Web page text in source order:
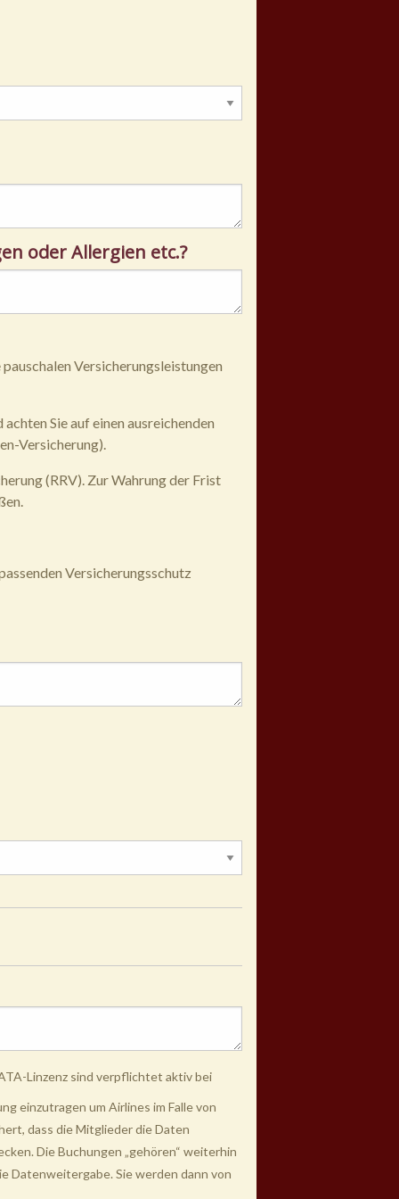
oder Allergien etc.?
Versicherungsleistungen
Sie auf einen ausreichenden
Versicherung).
(RRV). Zur Wahrung der Frist
Versicherungsschutz
Linzenz sind verpflichtet aktiv bei
einzutragen um Airlines im Falle von
dass die Mitglieder die Daten
Die Buchungen „gehören“ weiterhin
Datenweitergabe. Sie werden dann von